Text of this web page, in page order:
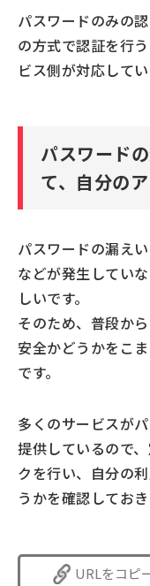
パスワードのみの
の方式で認証を行
ビス側が対応して
パスワード
て、自分の
パスワードの漏え
などが発生してい
しいです。
そのため、普段か
安全かどうかをこ
です。
多くのサービスが
提供しているので
クを行い、自分の
うかを確認しておき
URLをコピ